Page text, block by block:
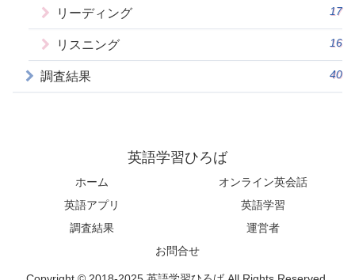
リーディング 17
リスニング 16
調査結果 40
英語学習ひろば
ホーム
オンライン英会話
英語アプリ
英語学習
調査結果
運営者
お問合せ